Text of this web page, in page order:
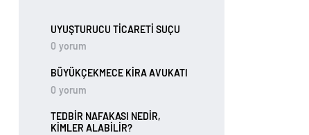
UYUŞTURUCU TİCARETİ SUÇU
0 yorum
BÜYÜKÇEKMECE KIRA AVUKATI
0 yorum
TEDBIR NAFAKASI NEDIR,
KIMLER ALABILIR?